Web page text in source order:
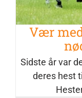
Vær
Sidste år var
deres hest